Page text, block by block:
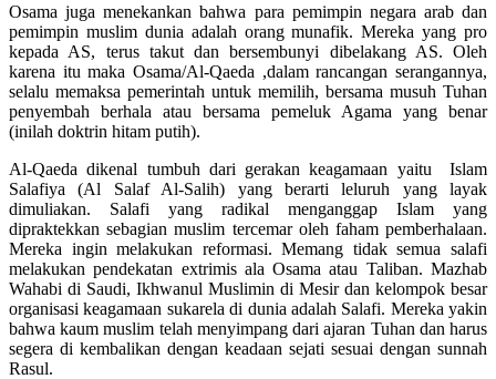
Osama juga menekankan bahwa para pemimpin negara arab dan
pemimpin muslim dunia adalah orang munafik. Mereka yang pro
kepada AS, terus takut dan bersembunyi dibelakang AS. Oleh
karena itu maka Osama/Al-Qaeda ,dalam rancangan serangannya,
selalu memaksa pemerintah untuk memilih, bersama musuh Tuhan
penyembah berhala atau bersama pemeluk Agama yang benar
(inilah doktrin hitam putih).
Al-Qaeda dikenal tumbuh dari gerakan keagamaan yaitu Islam
Salafiya (Al Salaf Al-Salih) yang berarti leluruh yang layak
dimuliakan. Salafi yang radikal menganggap Islam yang
dipraktekkan sebagian muslim tercemar oleh faham pemberhalaan.
Mereka ingin melakukan reformasi. Memang tidak semua salafi
melakukan pendekatan extrimis ala Osama atau Taliban. Mazhab
Wahabi di Saudi, Ikhwanul Muslimin di Mesir dan kelompok besar
organisasi keagamaan sukarela di dunia adalah Salafi. Mereka yakin
bahwa kaum muslim telah menyimpang dari ajaran Tuhan dan harus
segera di kembalikan dengan keadaan sejati sesuai dengan sunnah
Rasul.